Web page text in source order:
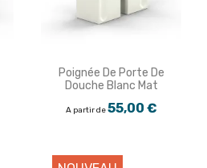
Poignée De Porte De
Douche Blanc Mat
A partir de55,00 €